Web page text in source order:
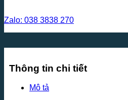
Zalo: 038 3838 270
Thông tin chi tiết
Mô tả